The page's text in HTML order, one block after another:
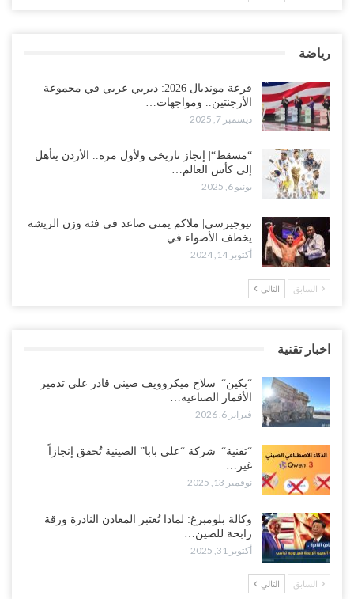
رياضة
قرعة مونديال 2026: ديربي عربي في مجموعة
الأرجنتين.. ومواجهات…
ديسمبر 7, 2025
“مسقط“| إنجاز تاريخي ولأول مرة.. الأردن يتأهل
إلى كأس العالم…
يونيو 6, 2025
نيوجيرسي| ملاكم يمني صاعد في فئة وزن الريشة
يخطف الأضواء في…
أكتوبر 14, 2024
السابق التالي
اخبار تقنية
“بكين“| سلاح ميكروويف صيني قادر على تدمير
الأقمار الصناعية…
فبراير 6, 2026
“تقنية“| شركة “علي بابا” الصينية تُحقق إنجازاً
غير…
نوفمبر 13, 2025
وكالة بلومبرغ: لماذا تُعتبر المعادن النادرة ورقة
رابحة للصين…
أكتوبر 31, 2025
السابق التالي